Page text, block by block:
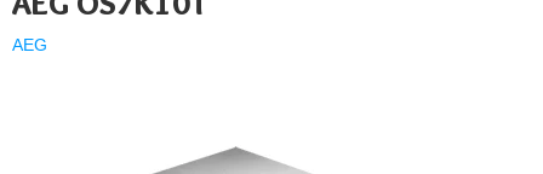
AEG